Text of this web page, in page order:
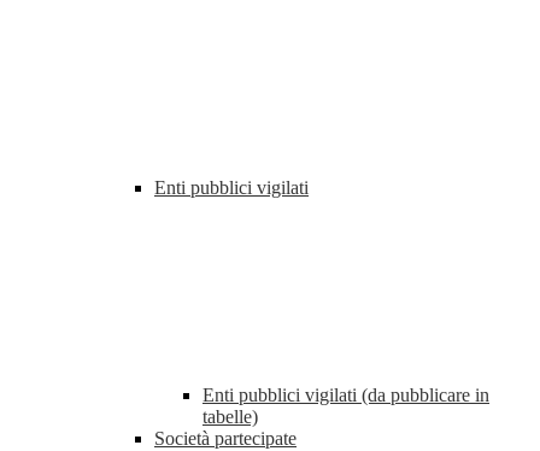
Enti pubblici vigilati
Enti pubblici vigilati (da pubblicare in
tabelle)
Società partecipate